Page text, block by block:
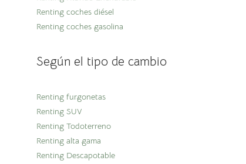
Renting coches diésel
Renting coches gasolina
Según el tipo de cambio
Renting furgonetas
Renting SUV
Renting Todoterreno
Renting alta gama
Renting Descapotable